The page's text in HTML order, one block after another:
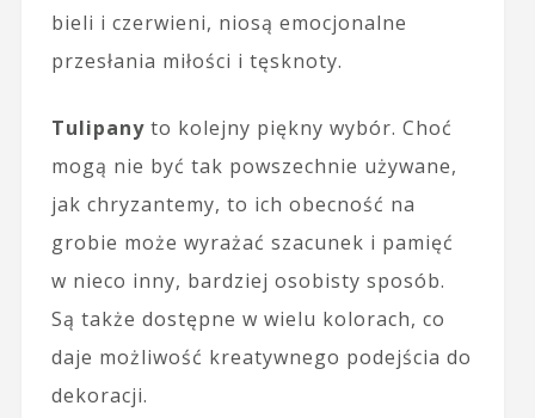
bieli i czerwieni, niosą emocjonalne
przesłania miłości i tęsknoty.
Tulipanyto kolejny piękny wybór. Choć
mogą nie być tak powszechnie używane,
jak chryzantemy, to ich obecność na
grobie może wyrażać szacunek i pamięć
w nieco inny, bardziej osobisty sposób.
Są także dostępne w wielu kolorach, co
daje możliwość kreatywnego podejścia do
dekoracji.